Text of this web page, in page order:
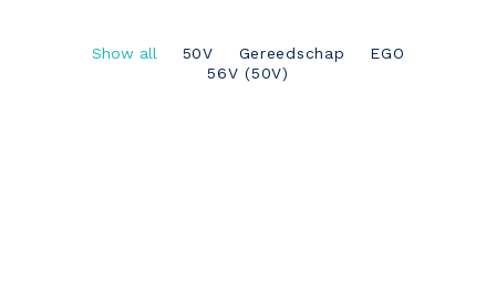
Show all 50V Gereedschap
EGO
56V (50V)